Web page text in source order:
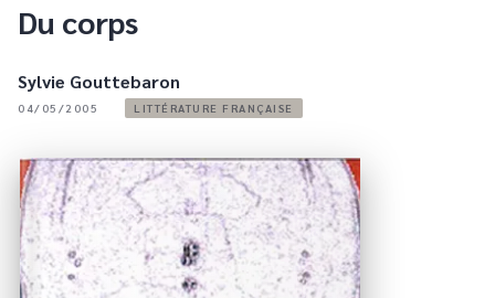
Du corps
Sylvie Gouttebaron
04/05/2005 LITTÉRATURE FRANÇAISE